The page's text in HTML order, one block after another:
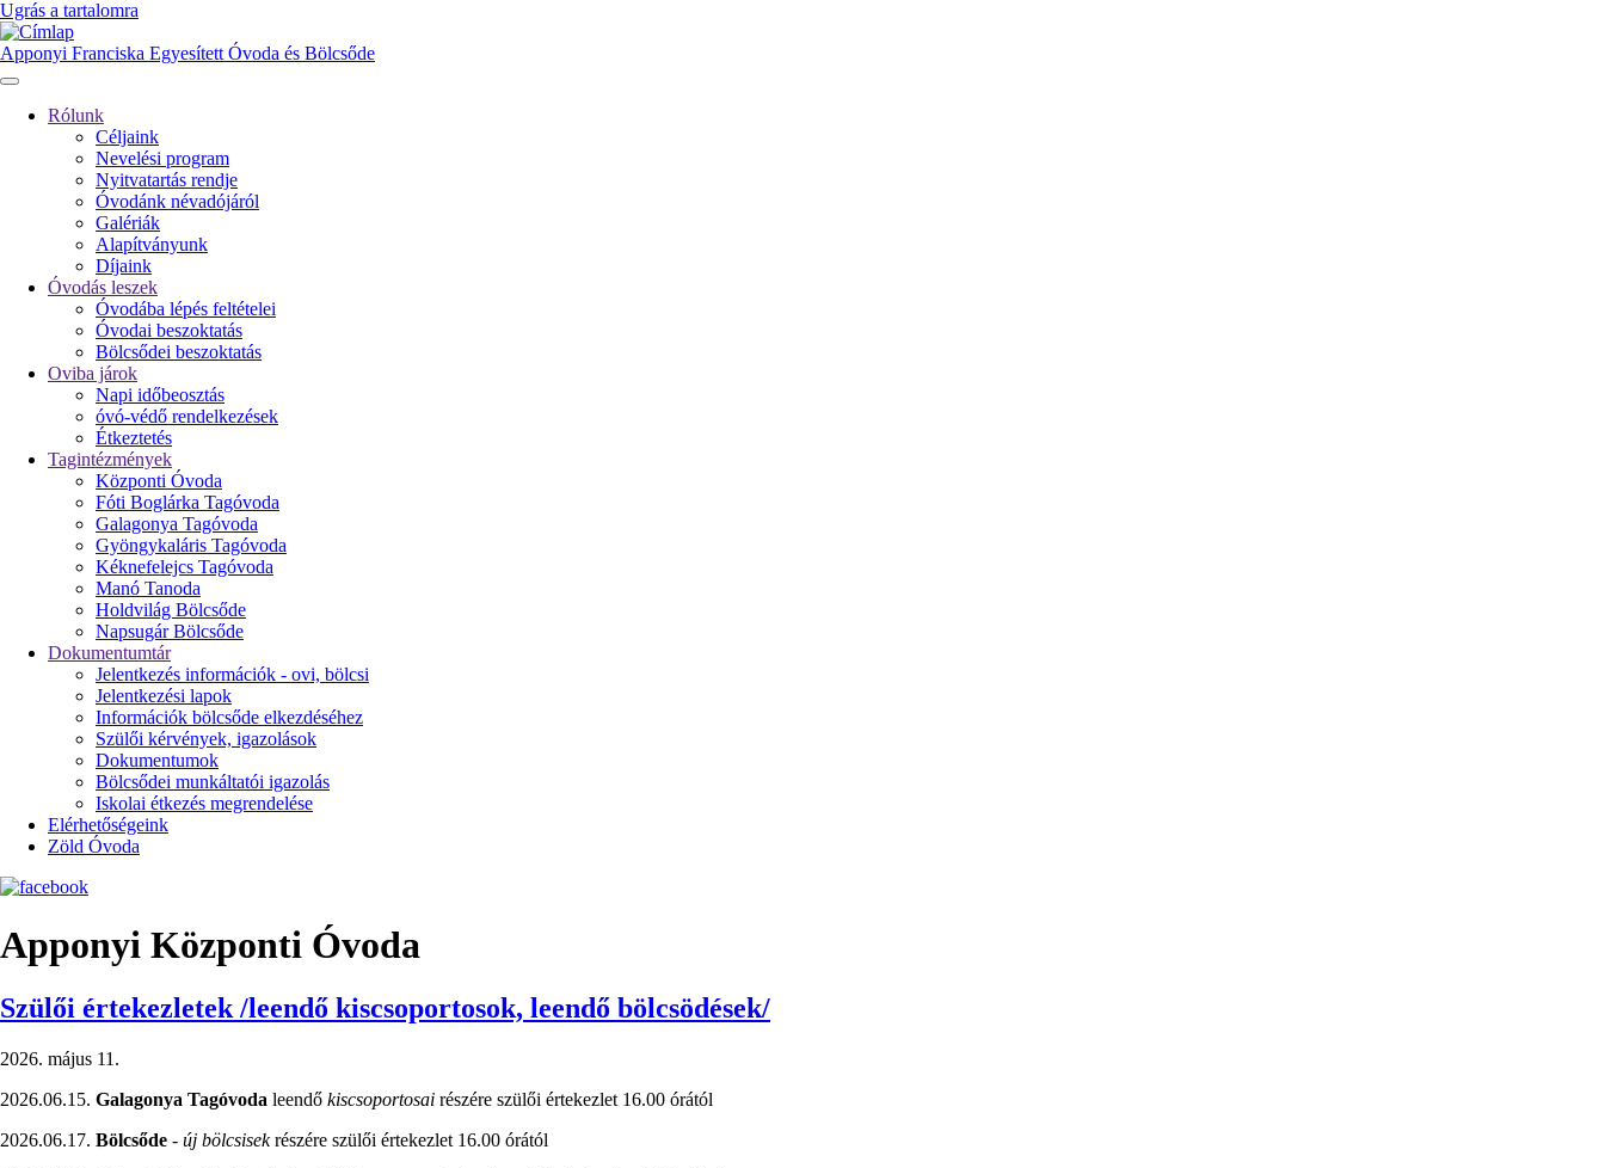
Ugrás a tartalomra
Apponyi Franciska Egyesített Óvoda és Bölcsőde
navigáció
Rólunk
Céljaink
Nevelési program
Nyitvatartás rendje
Óvodánk névadójáról
Galériák
Alapítványunk
Díjaink
Óvodás leszek
Óvodába lépés feltételei
Óvodai beszoktatás
Bölcsődei beszoktatás
Oviba járok
Napi időbeosztás
óvó-védő rendelkezések
Étkeztetés
Tagintézmények
Központi Óvoda
Fóti Boglárka Tagóvoda
Galagonya Tagóvoda
Gyöngykaláris Tagóvoda
Kéknefelejcs Tagóvoda
Manó Tanoda
Holdvilág Bölcsőde
Napsugár Bölcsőde
Dokumentumtár
Jelentkezés információk - ovi, bölcsi
Jelentkezési lapok
Információk bölcsőde elkezdéséhez
Szülői kérvények, igazolások
Dokumentumok
Bölcsődei munkáltatói igazolás
Iskolai étkezés megrendelése
Elérhetőségeink
Zöld Óvoda
Apponyi Központi Óvoda
Szülői értekezletek /leendő kiscsoportosok, leendő bölcsödések/
2026. május 11.
2026.06.15. Galagonya Tagóvoda leendő kiscsoportosai részére szülői értekezlet 16.00 órától
2026.06.17. Bölcsőde - új bölcsisekrészére szülői értekezlet 16.00 órától